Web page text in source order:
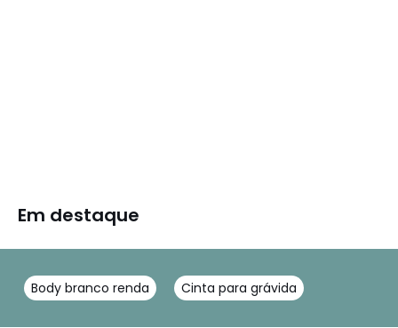
Em destaque
Body branco renda Cinta para grávida